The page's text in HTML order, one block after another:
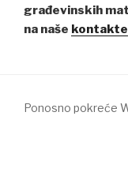
građevinskih
na naše kontakte
Ponosno pokreće